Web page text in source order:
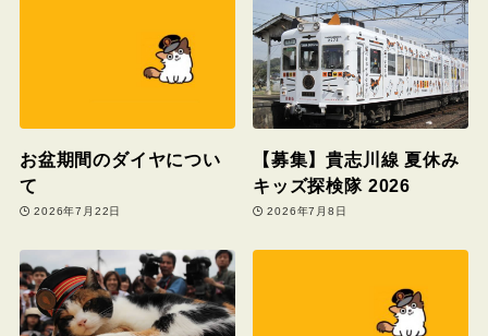
お盆期間のダイヤについ
て
2026年7月22日
【募集】貴志川線 夏休み
キッズ探検隊 2026
2026年7月8日